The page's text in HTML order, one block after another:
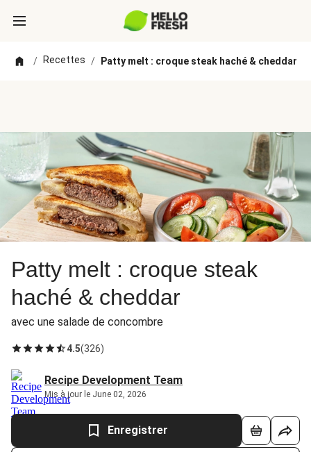
/ Recettes / Patty melt : croque steak haché & cheddar
Patty melt : croque steak
haché & cheddar
avec une salade de concombre
4.5(326)
Recipe Development Team
Mis à jour le June 02, 2026
Enregistrer